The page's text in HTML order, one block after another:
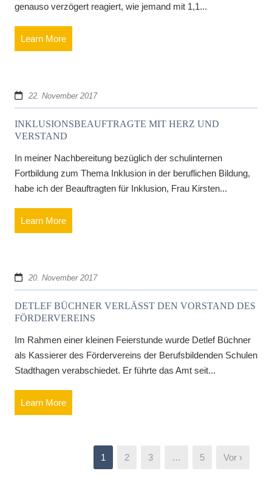
genauso verzögert reagiert, wie jemand mit 1,1...
Learn More
22. November 2017
INKLUSIONSBEAUFTRAGTE MIT HERZ UND
VERSTAND
In meiner Nachbereitung bezüglich der schulinternen
Fortbildung zum Thema Inklusion in der beruflichen Bildung,
habe ich der Beauftragten für Inklusion, Frau Kirsten...
Learn More
20. November 2017
DETLEF BÜCHNER VERLÄSST DEN VORSTAND DES
FÖRDERVEREINS
Im Rahmen einer kleinen Feierstunde wurde Detlef Büchner
als Kassierer des Fördervereins der Berufsbildenden Schulen
Stadthagen verabschiedet. Er führte das Amt seit...
Learn More
1 2 3 … 5 Vor ›